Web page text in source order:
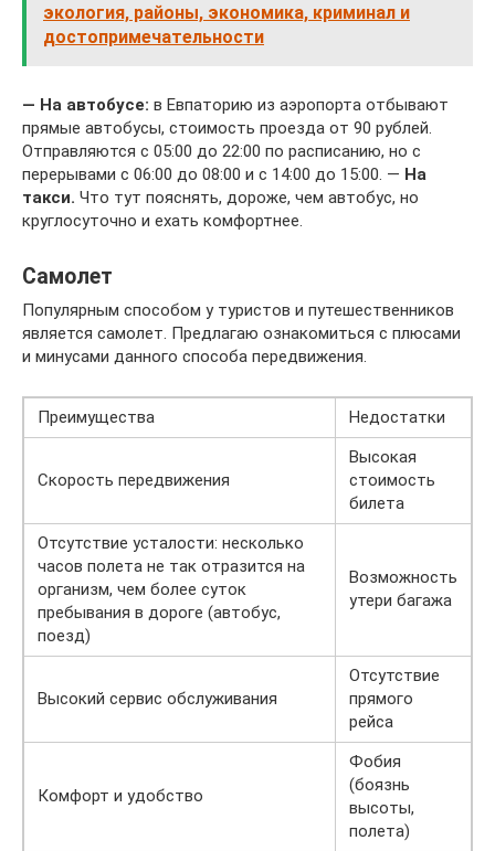
экология, районы, экономика, криминал и
достопримечательности
— На автобусе: в Евпаторию из аэропорта отбывают
прямые автобусы, стоимость проезда от 90 рублей.
Отправляются с 05:00 до 22:00 по расписанию, но с
перерывами с 06:00 до 08:00 и с 14:00 до 15:00. — На
такси. Что тут пояснять, дороже, чем автобус, но
круглосуточно и ехать комфортнее.
Самолет
Популярным способом у туристов и путешественников
является самолет. Предлагаю ознакомиться с плюсами
и минусами данного способа передвижения.
Преимущества Недостатки
Скорость передвижения
Высокая
стоимость
билета
Отсутствие усталости: несколько
часов полета не так отразится на
организм, чем более суток
пребывания в дороге (автобус,
поезд)
Возможность
утери багажа
Высокий сервис обслуживания
Отсутствие
прямого
рейса
Комфорт и удобство
Фобия
(боязнь
высоты,
полета)